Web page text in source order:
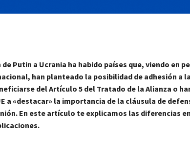
Putin a Ucrania ha habido países que, viendo en
han planteado la posibilidad de adhesión a la
del Artículo 5 del Tratado de la Alianza o
a «destacar» la importancia de la cláusula de
En este artículo te explicamos las diferencias